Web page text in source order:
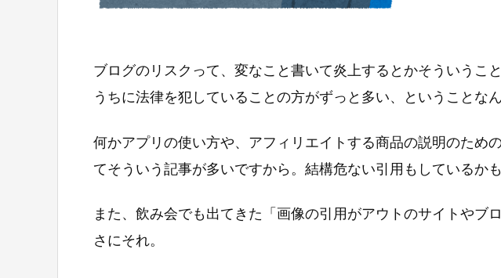
ブログのリスクって、変なこと書いて炎上するとかそういうこ
うちに法律を犯していることの方がずっと多い、ということなん
何かアプリの使い方や、アフィリエイトする商品の説明のため
てそういう記事が多いですから。結構危ない引用もしているかも
また、飲み会でも出てきた「画像の引用がアウトのサイトやブ
さにそれ。